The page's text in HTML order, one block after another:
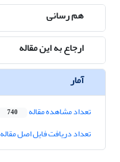
هم رسانی
ارجاع به این مقاله
آمار
تعداد مشاهده مقاله 740
تعداد دریافت فایل اصل مقاله